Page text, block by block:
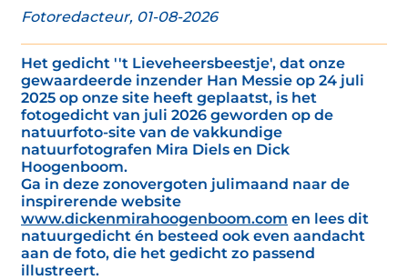
Fotoredacteur, 01-08-2026
Het gedicht ''t Lieveheersbeestje', dat onze
gewaardeerde inzender Han Messie op 24 juli
2025 op onze site heeft geplaatst, is het
fotogedicht van juli 2026 geworden op de
natuurfoto-site van de vakkundige
natuurfotografen Mira Diels en Dick
Hoogenboom.
Ga in deze zonovergoten julimaand naar de
inspirerende website
www.dickenmirahoogenboom.com en lees dit
natuurgedicht én besteed ook even aandacht
aan de foto, die het gedicht zo passend
illustreert.